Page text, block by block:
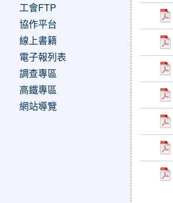
工會FTP
協作平台
線上書籍
電子報列表
調查專區
高鐵專區
網站導覽